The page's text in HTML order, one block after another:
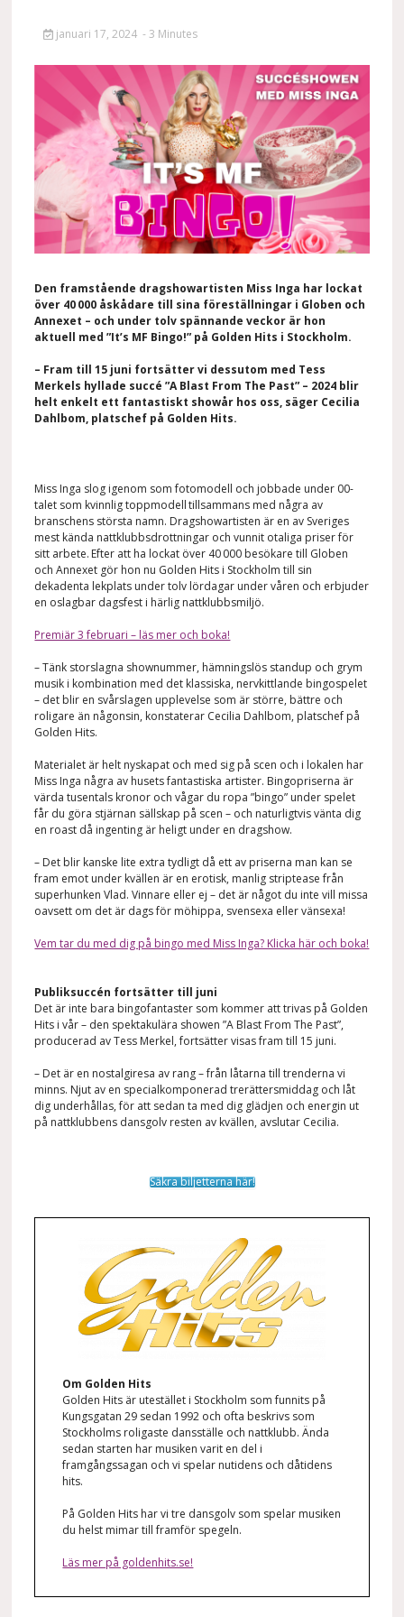
januari 17, 2024 - 3 Minutes
Den framstående dragshowartisten Miss Inga har lockat
över 40 000 åskådare till sina föreställningar i Globen och
Annexet – och under tolv spännande veckor är hon
aktuell med”It’s MF Bingo!” på Golden Hits i Stockholm.
– Fram till 15 juni fortsätter vi dessutom med Tess
Merkels hyllade succé ”A Blast From The Past” – 2024 blir
helt enkelt ett fantastiskt showår hos oss, säger Cecilia
Dahlbom, platschef på Golden Hits.
Miss Inga slog igenom som fotomodell och jobbade under 00-
talet som kvinnlig toppmodell tillsammans med några av
branschens största namn. Dragshowartisten är en av Sveriges
mest kända nattklubbsdrottningar och vunnit otaliga priser för
sitt arbete. Efter att ha lockat över 40 000 besökare till Globen
och Annexet gör hon nu Golden Hits i Stockholm till sin
dekadenta lekplats under tolv lördagar under våren och erbjuder
en oslagbar dagsfest i härlig nattklubbsmiljö.
Premiär 3 februari – läs mer och boka!
– Tänk storslagna shownummer, hämningslös standup och grym
musik i kombination med det klassiska, nervkittlande bingospelet
– det blir en svårslagen upplevelse som är större, bättre och
roligare än någonsin, konstaterar Cecilia Dahlbom, platschef på
Golden Hits.
Materialet är helt nyskapat och med sig på scen och i lokalen har
Miss Inga några av husets fantastiska artister. Bingopriserna är
värda tusentals kronor och vågar du ropa ”bingo” under spelet
får du göra stjärnan sällskap på scen – och naturligtvis vänta dig
en roast då ingenting är heligt under en dragshow.
– Det blir kanske lite extra tydligt då ett av priserna man kan se
fram emot under kvällen är en erotisk, manlig striptease från
superhunken Vlad. Vinnare eller ej – det är något du inte vill missa
oavsett om det är dags för möhippa, svensexa eller vänsexa!
Vem tar du med dig på bingo med Miss Inga? Klicka här och boka!
Publiksuccén fortsätter till juni
Det är inte bara bingofantaster som kommer att trivas på Golden
Hits i vår – den spektakulära showen ”A Blast From The Past”,
producerad av Tess Merkel, fortsätter visas fram till 15 juni.
– Det är en nostalgiresa av rang – från låtarna till trenderna vi
minns. Njut av en specialkomponerad trerättersmiddag och låt
dig underhållas, för att sedan ta med dig glädjen och energin ut
på nattklubbens dansgolv resten av kvällen, avslutar Cecilia.
Säkra biljetterna här!
Om Golden Hits
Golden Hits är utestället i Stockholm som funnits på
Kungsgatan 29 sedan 1992 och ofta beskrivs som
Stockholms roligaste dansställe och nattklubb. Ända
sedan starten har musiken varit en del i
framgångssagan och vi spelar nutidens och dåtidens
hits.
På Golden Hits har vi tre dansgolv som spelar musiken
du helst mimar till framför spegeln.
Läs mer på goldenhits.se!